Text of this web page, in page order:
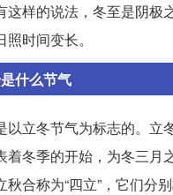
这样的说法，冬至是阴极
时间变长。
什么节气
以立冬节气为标志的。立
着冬季的开始，为冬三月
秋合称为“四立”，它们分